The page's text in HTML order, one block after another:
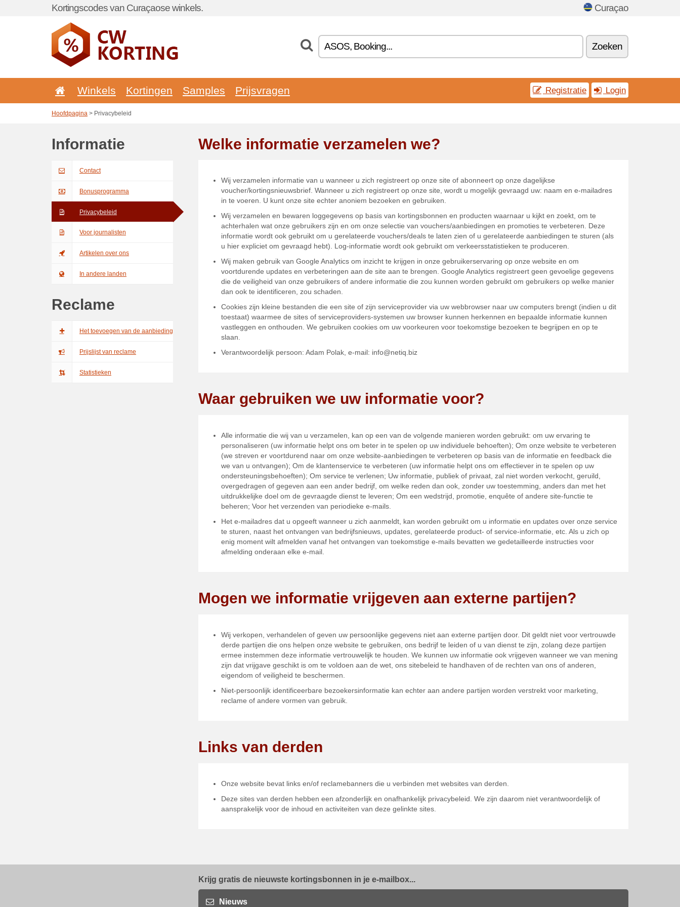
Kortingscodes van Curaçaose winkels. Curaçao
Zoeken
Winkels Kortingen Samples Prijsvragen Registratie Login
Hoofdpagina > Privacybeleid
Informatie
Contact
Bonusprogramma
Privacybeleid
Voor journalisten
Artikelen over ons
In andere landen
Reclame
Het toevoegen van de aanbieding
Prijslijst van reclame
Statistieken
Welke informatie verzamelen we?
Wij verzamelen informatie van u wanneer u zich registreert op onze site of abonneert op onze dagelijkse
voucher/kortingsnieuwsbrief. Wanneer u zich registreert op onze site, wordt u mogelijk gevraagd uw: naam en e-mailadres
in te voeren. U kunt onze site echter anoniem bezoeken en gebruiken.
Wij verzamelen en bewaren loggegevens op basis van kortingsbonnen en producten waarnaar u kijkt en zoekt, om te
achterhalen wat onze gebruikers zijn en om onze selectie van vouchers/aanbiedingen en promoties te verbeteren. Deze
informatie wordt ook gebruikt om u gerelateerde vouchers/deals te laten zien of u gerelateerde aanbiedingen te sturen (als
u hier expliciet om gevraagd hebt). Log-informatie wordt ook gebruikt om verkeersstatistieken te produceren.
Wij maken gebruik van Google Analytics om inzicht te krijgen in onze gebruikerservaring op onze website en om
voortdurende updates en verbeteringen aan de site aan te brengen. Google Analytics registreert geen gevoelige gegevens
die de veiligheid van onze gebruikers of andere informatie die zou kunnen worden gebruikt om gebruikers op welke manier
dan ook te identificeren, zou schaden.
Cookies zijn kleine bestanden die een site of zijn serviceprovider via uw webbrowser naar uw computers brengt (indien u dit
toestaat) waarmee de sites of serviceproviders-systemen uw browser kunnen herkennen en bepaalde informatie kunnen
vastleggen en onthouden. We gebruiken cookies om uw voorkeuren voor toekomstige bezoeken te begrijpen en op te
slaan.
Verantwoordelijk persoon: Adam Polak, e-mail: info@netiq.biz
Waar gebruiken we uw informatie voor?
Alle informatie die wij van u verzamelen, kan op een van de volgende manieren worden gebruikt: om uw ervaring te
personaliseren (uw informatie helpt ons om beter in te spelen op uw individuele behoeften); Om onze website te verbeteren
(we streven er voortdurend naar om onze website-aanbiedingen te verbeteren op basis van de informatie en feedback die
we van u ontvangen); Om de klantenservice te verbeteren (uw informatie helpt ons om effectiever in te spelen op uw
ondersteuningsbehoeften); Om service te verlenen; Uw informatie, publiek of privaat, zal niet worden verkocht, geruild,
overgedragen of gegeven aan een ander bedrijf, om welke reden dan ook, zonder uw toestemming, anders dan met het
uitdrukkelijke doel om de gevraagde dienst te leveren; Om een wedstrijd, promotie, enquête of andere site-functie te
beheren; Voor het verzenden van periodieke e-mails.
Het e-mailadres dat u opgeeft wanneer u zich aanmeldt, kan worden gebruikt om u informatie en updates over onze service
te sturen, naast het ontvangen van bedrijfsnieuws, updates, gerelateerde product- of service-informatie, etc. Als u zich op
enig moment wilt afmelden vanaf het ontvangen van toekomstige e-mails bevatten we gedetailleerde instructies voor
afmelding onderaan elke e-mail.
Mogen we informatie vrijgeven aan externe partijen?
Wij verkopen, verhandelen of geven uw persoonlijke gegevens niet aan externe partijen door. Dit geldt niet voor vertrouwde
derde partijen die ons helpen onze website te gebruiken, ons bedrijf te leiden of u van dienst te zijn, zolang deze partijen
ermee instemmen deze informatie vertrouwelijk te houden. We kunnen uw informatie ook vrijgeven wanneer we van mening
zijn dat vrijgave geschikt is om te voldoen aan de wet, ons sitebeleid te handhaven of de rechten van ons of anderen,
eigendom of veiligheid te beschermen.
Niet-persoonlijk identificeerbare bezoekersinformatie kan echter aan andere partijen worden verstrekt voor marketing,
reclame of andere vormen van gebruik.
Links van derden
Onze website bevat links en/of reclamebanners die u verbinden met websites van derden.
Deze sites van derden hebben een afzonderlijk en onafhankelijk privacybeleid. We zijn daarom niet verantwoordelijk of
aansprakelijk voor de inhoud en activiteiten van deze gelinkte sites.
Krijg gratis de nieuwste kortingsbonnen in je e-mailbox...
Nieuws